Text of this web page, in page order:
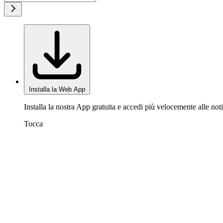
Installa la Web App
Installa la nostra App gratuita e accedi più velocemente alle
Tocca